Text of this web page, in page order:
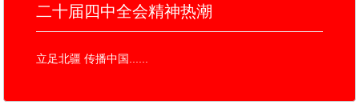
二十届四中全会精神热潮
立足北疆 传播中国......